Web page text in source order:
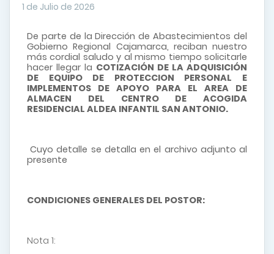
1 de Julio de 2026
De parte de la Dirección de Abastecimientos del
Gobierno Regional Cajamarca, reciban nuestro
más cordial saludo y al mismo tiempo solicitarle
hacer llegar la COTIZACIÓN DE LA ADQUISICIÓN
DE EQUIPO DE PROTECCION PERSONAL E
IMPLEMENTOS DE APOYO PARA EL AREA DE
ALMACEN DEL CENTRO DE ACOGIDA
RESIDENCIAL ALDEA INFANTIL SAN ANTONIO.
Cuyo detalle se detalla en el archivo adjunto al
presente
CONDICIONES GENERALES DEL POSTOR:
Nota 1: